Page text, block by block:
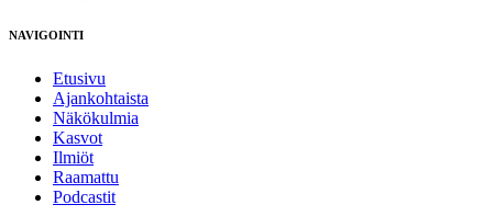
NAVIGOINTI
Etusivu
Ajankohtaista
Näkökulmia
Kasvot
Ilmiöt
Raamattu
Podcastit